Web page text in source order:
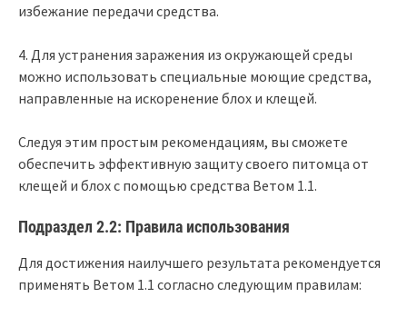
избежание передачи средства.
4. Для устранения заражения из окружающей среды
можно использовать специальные моющие средства,
направленные на искоренение блох и клещей.
Следуя этим простым рекомендациям, вы сможете
обеспечить эффективную защиту своего питомца от
клещей и блох с помощью средства Ветом 1.1.
Подраздел 2.2: Правила использования
Для достижения наилучшего результата рекомендуется
применять Ветом 1.1 согласно следующим правилам: